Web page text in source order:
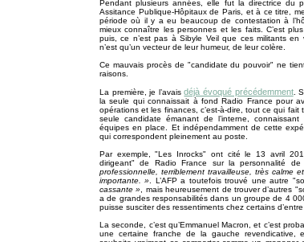
Pendant plusieurs années, elle fut la directrice du
Assitance Publique-Hôpitaux de Paris, et à ce titre,
période où il y a eu beaucoup de contestation à
mieux connaître les personnes et les faits. C’est
puis, ce n’est pas à Sibyle Veil que ces militants en
n’est qu’un vecteur de leur humeur, de leur colère.
Ce mauvais procès de "candidate du pouvoir" ne
raisons.
La première, je l’avaisdéjà évoqué précédemment.
la seule qui connaissait à fond Radio France pour
opérations et les finances, c’est-à-dire, tout ce qui
seule candidate émanant de l’interne,
équipes en place. Et indépendamment de cette
qui correspondent pleinement au poste.
Par exemple, "Les Inrocks" ont cité le 13 avril
dirigeant" de Radio France sur la personnalité
professionnelle, terriblement travailleuse, très calme
importante. »
. L’AFP a toutefois trouvé une autre
cassante »
, mais heureusement de trouver d’autres
a de grandes responsabilités dans un groupe de 4
puisse susciter des ressentiments chez certains d’entre
La seconde, c’est qu’Emmanuel Macron, et c’est
une certaine franche de la gauche revendicative,